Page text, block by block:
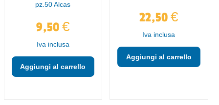
pz.50 Alcas
9,50 €
Iva inclusa
Aggiungi al carrello
22,50 €
Iva inclusa
Aggiungi al carrello